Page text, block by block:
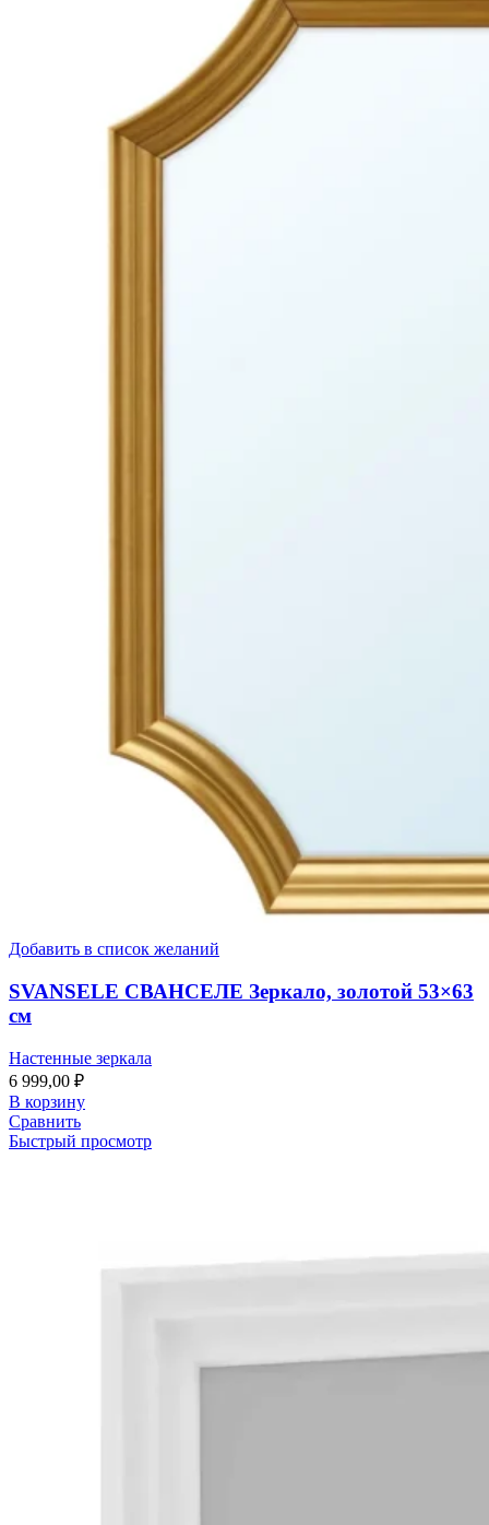
Добавить в список желаний
SVANSELE СВАНСЕЛЕ Зеркало, золотой 53×63
см
Настенные зеркала
6 999,00 ₽
В корзину
Сравнить
Быстрый просмотр